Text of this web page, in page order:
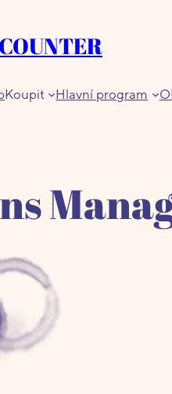
Koupit Hlavní program